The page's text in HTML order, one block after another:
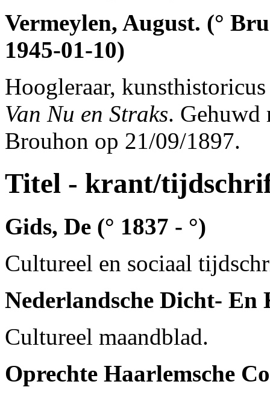
Vermeylen, August. (°
1945-01-10)
Hoogleraar,
Van Nu en Straks. Gehuwd
Brouhon op 21/09/1897.
Titel - krant/
Gids, De (° 1837 - °)
Cultureel en sociaal
Nederlandsche Dicht- En
Cultureel maandblad.
Oprechte Haarlemsche